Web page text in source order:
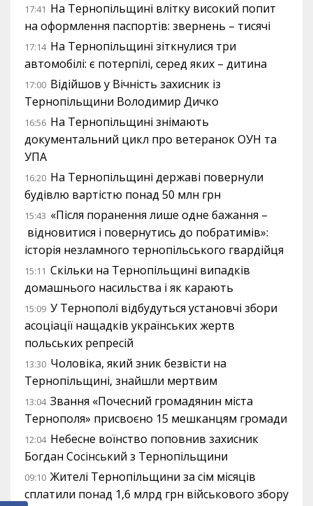
17:41 На Тернопільщині влітку високий попит
на оформлення паспортів: звернень – тисячі
17:14 На Тернопільщині зіткнулися три
автомобілі: є потерпілі, серед яких – дитина
17:00 Відійшов у Вічність захисник із
Тернопільщини Володимир Дичко
16:56 На Тернопільщині знімають
документальний цикл про ветеранок ОУН та
УПА
16:20 На Тернопільщині державі повернули
будівлю вартістю понад 50 млн грн
15:43 «Після поранення лише одне бажання –
відновитися і повернутись до побратимів»:
історія незламного тернопільського гвардійця
15:11 Скільки на Тернопільщині випадків
домашнього насильства і як карають
15:09 У Тернополі відбудуться установчі збори
асоціації нащадків українських жертв
польських репресій
13:30 Чоловіка, який зник безвісти на
Тернопільщині, знайшли мертвим
13:04 Звання «Почесний громадянин міста
Тернополя» присвоєно 15 мешканцям громади
12:04 Небесне воїнство поповнив захисник
Богдан Сосінський з Тернопільщини
09:10 Жителі Тернопільщини за сім місяців
сплатили понад 1,6 млрд грн військового збору